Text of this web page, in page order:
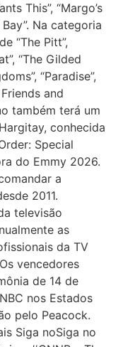
This”, “Margo’s
Na categoria
“The Pitt”,
“The Gilded
“Paradise”,
Friends and
também terá um
conhecida
Special
do Emmy 2026.
a
2011.
televisão
as
da TV
vencedores
de 14 de
nos Estados
pelo Peacock.
Siga noSiga no